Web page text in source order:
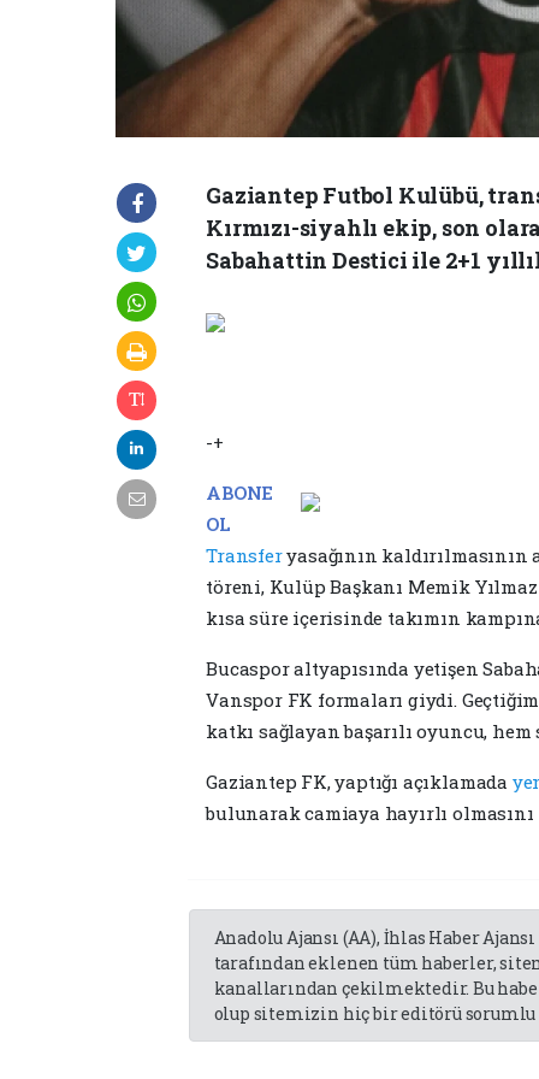
Gaziantep Futbol Kulübü,
Kırmızı-siyahlı ekip, son
Sabahattin Destici ile 2+1
-+
ABONE
OL
Transferyasağının
töreni, Kulüp Başkanı Memik
kısa süre içerisinde takımın
Bucaspor altyapısında yetişen
Vanspor FK formaları giydi.
katkı sağlayan başarılı oyuncu,
Gaziantep FK, yaptığı açıklamada
bulunarak camiaya hayırlı
Anadolu Ajansı (AA), İhlas Haber
tarafından eklenen tüm haberler,
kanallarından çekilmektedir. Bu
olup sitemizin hiç bir editörü sorumlu